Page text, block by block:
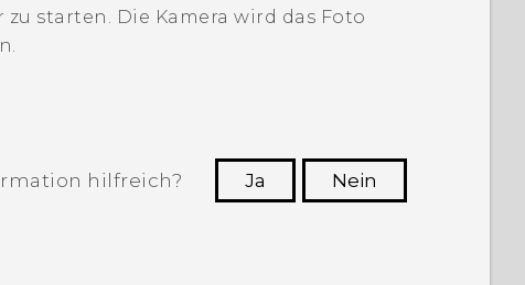
zu starten. Die Kamera wird das Foto
hilfreich? Ja
Nein